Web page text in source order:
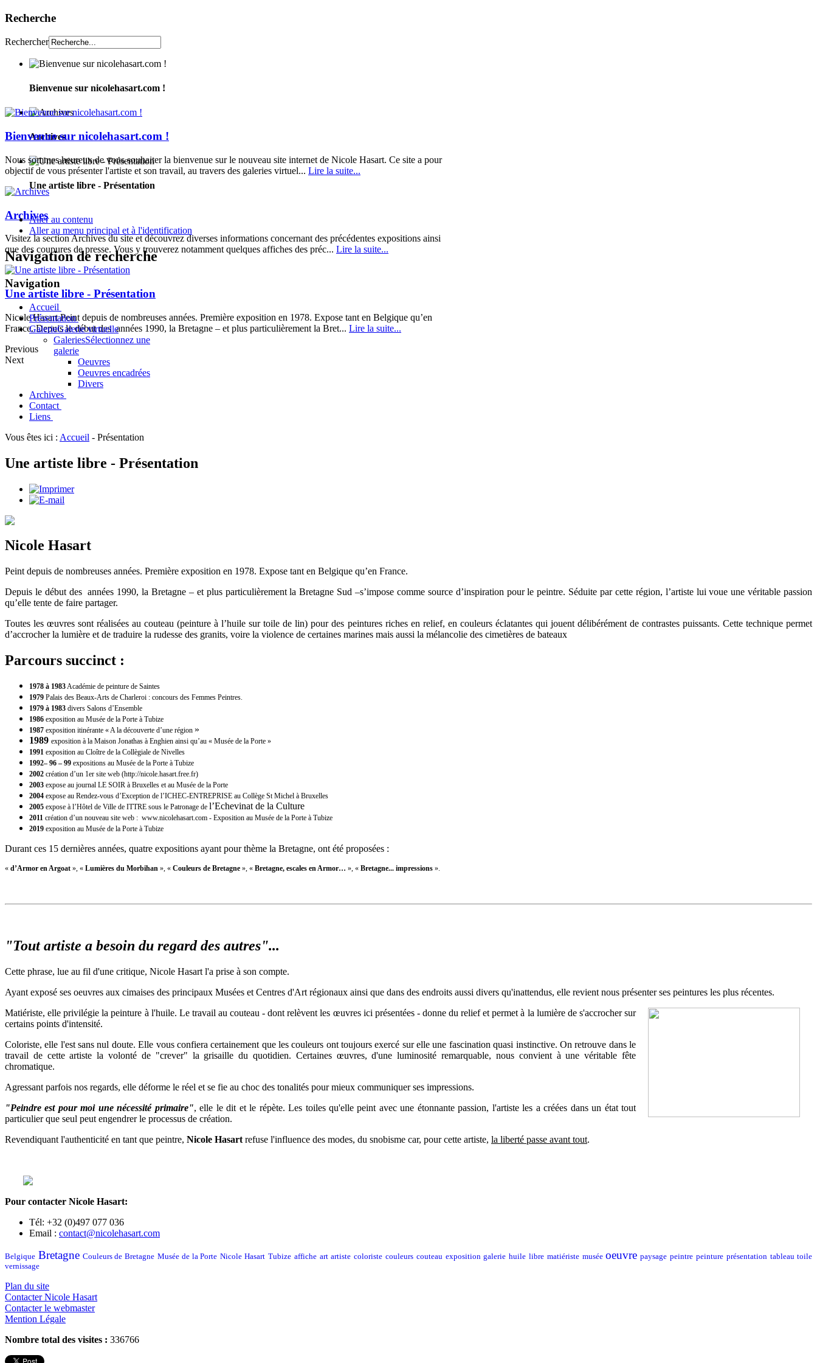
Recherche
Rechercher
Bienvenue sur nicolehasart.com !
Archives
Une artiste libre - Présentation
Bienvenue sur nicolehasart.com !
Nous sommes heureux de vous souhaiter la bienvenue sur le nouveau site internet de Nicole Hasart. Ce site a pour
objectif de vous présenter l'artiste et son travail, au travers des galeries virtuel... Lire la suite...
Archives
Visitez la section Archives du site et découvrez diverses informations concernant des précédentes expositions ainsi
que des coupures de presse. Vous y trouverez notamment quelques affiches des préc... Lire la suite...
Une artiste libre - Présentation
Nicole Hasart Peint depuis de nombreuses années. Première exposition en 1978. Expose tant en Belgique qu’en
France. Depuis le début des années 1990, la Bretagne – et plus particulièrement la Bret... Lire la suite...
Previous
Next
Aller au contenu
Aller au menu principal et à l'identification
Navigation de recherche
Navigation
Accueil
Présentation
GalerieGalerie virtuelle
GaleriesSélectionnez une
galerie
Oeuvres
Oeuvres encadrées
Divers
Archives
Contact
Liens
Vous êtes ici : Accueil - Présentation
Une artiste libre - Présentation
Nicole Hasart
Peint depuis de nombreuses années. Première exposition en 1978. Expose tant en Belgique qu’en France.
Depuis le début des années 1990, la Bretagne – et plus particulièrement la Bretagne Sud –s’impose comme source d’inspiration pour le peintre. Séduite par cette région, l’artiste lui voue une véritable passion
qu’elle tente de faire partager.
Toutes les œuvres sont réalisées au couteau (peinture à l’huile sur toile de lin) pour des peintures riches en relief, en couleurs éclatantes qui jouent délibérément de contrastes puissants. Cette technique permet
d’accrocher la lumière et de traduire la rudesse des granits, voire la violence de certaines marines mais aussi la mélancolie des cimetières de bateaux
Parcours succinct :
1978 à 1983Académie de peinture de Saintes
1979 Palais des Beaux-Arts de Charleroi : concours des Femmes Peintres.
1979 à 1983 divers Salons d’Ensemble
1986 exposition au Musée de la Porte à Tubize
1987 exposition itinérante « A la découverte d’une région »
1989 exposition à la Maison Jonathas à Enghien ainsi qu’au « Musée de la Porte »
1991 exposition au Cloître de la Collègiale de Nivelles
1992– 96 – 99 expositions au Musée de la Porte à Tubize
2002 création d’un 1er site web (http://nicole.hasart.free.fr)
2003 expose au journal LE SOIR à Bruxelles et au Musée de la Porte
2004 expose au Rendez-vous d’Exception de l’ICHEC-ENTREPRISE au Collège St Michel à Bruxelles
2005 expose à l’Hôtel de Ville de ITTRE sous le Patronage de l’Echevinat de la Culture
2011 création d’un nouveau site web : www.nicolehasart.com - Exposition au Musée de la Porte à Tubize
2019 exposition au Musée de la Porte à Tubize
Durant ces 15 dernières années, quatre expositions ayant pour thème la Bretagne, ont été proposées :
« d’Armor en Argoat », « Lumières du Morbihan », « Couleurs de Bretagne », « Bretagne, escales en Armor… », « Bretagne... impressions ».
"Tout artiste a besoin du regard des autres"...
Cette phrase, lue au fil d'une critique, Nicole Hasart l'a prise à son compte.
Ayant exposé ses oeuvres aux cimaises des principaux Musées et Centres d'Art régionaux ainsi que dans des endroits aussi divers qu'inattendus, elle revient nous présenter ses peintures les plus récentes.
Matiériste, elle privilégie la peinture à l'huile. Le travail au couteau - dont relèvent les œuvres ici présentées - donne du relief et permet à la lumière de s'accrocher sur
certains points d'intensité.
Coloriste, elle l'est sans nul doute. Elle vous confiera certainement que les couleurs ont toujours exercé sur elle une fascination quasi instinctive. On retrouve dans le
travail de cette artiste la volonté de "crever" la grisaille du quotidien. Certaines œuvres, d'une luminosité remarquable, nous convient à une véritable fête
chromatique.
Agressant parfois nos regards, elle déforme le réel et se fie au choc des tonalités pour mieux communiquer ses impressions.
"Peindre est pour moi une nécessité primaire", elle le dit et le répète. Les toiles qu'elle peint avec une étonnante passion, l'artiste les a créées dans un état tout
particulier que seul peut engendrer le processus de création.
Revendiquant l'authenticité en tant que peintre, Nicole Hasart refuse l'influence des modes, du snobisme car, pour cette artiste, la liberté passe avant tout.
Pour contacter Nicole Hasart:
Tél: +32 (0)497 077 036
Email : contact@nicolehasart.com
Belgique Bretagne Couleurs de Bretagne Musée de la Porte Nicole Hasart Tubize affiche art artiste coloriste couleurs couteau exposition galerie huile libre matiériste musée oeuvre paysage peintre peinture présentation tableau toile
vernissage
Plan du site
Contacter Nicole Hasart
Contacter le webmaster
Mention Légale
Nombre total des visites : 336766